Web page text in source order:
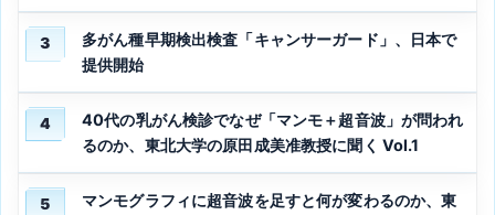
3
多がん種早期検出検査「キャンサーガード」、日本で
提供開始
4
40代の乳がん検診でなぜ「マンモ＋超音波」が問われ
るのか、東北大学の原田成美准教授に聞く Vol.1
5
マンモグラフィに超音波を足すと何が変わるのか、東